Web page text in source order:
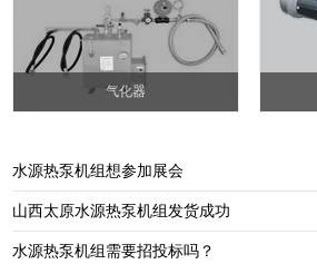
气化器
水源热泵机组想参加展会
山西太原水源热泵机组发货成功
水源热泵机组需要招投标吗？